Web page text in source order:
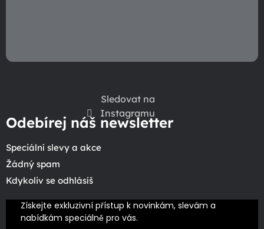
Sledovat na
Instagramu
Odebírej náš newsletter
Speciální slevy a akce
Žádný spam
Kdykoliv se odhlásíš
Získejte exkluzivní přístup k novinkám, slevám a
nabídkám speciálně pro vás.